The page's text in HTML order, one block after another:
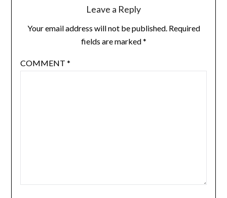
Leave a Reply
Your email address will not be published. Required
fields are marked*
COMMENT *